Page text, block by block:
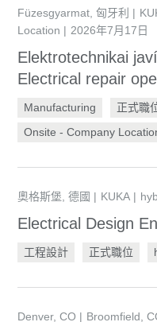
Füzesgyarmat, 匈牙利
Location
2026年7月17日
Elektrotechnikai
Electrical repair
Manufacturing
正式職
Onsite - Company
奧格斯堡, 德國 KUKA
Electrical Design
工程設計 正式職位
Denver, CO Broomfield,